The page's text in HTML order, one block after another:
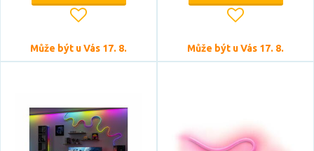
Může být u Vás 17. 8. Může být u Vás 17. 8.